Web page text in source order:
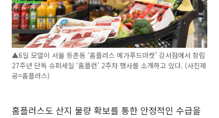
▲6일 모델이 서울 등촌동 ‘홈플러스 메가푸드마켓’ 강서점에서 창립
27주년 단독 슈퍼세일 ‘홈플런’ 2주차 행사를 소개하고 있다. (사진제
공=홈플러스)
홈플러스도 산지 물량 확보를 통한 안정적인 수급을